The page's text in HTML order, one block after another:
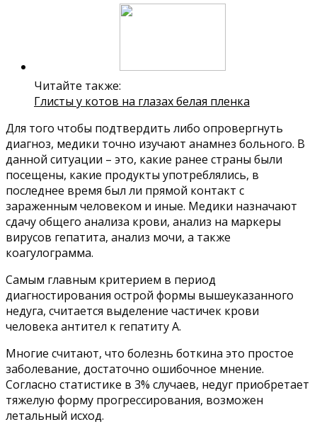
Читайте также:
Глисты у котов на глазах белая пленка
Для того чтобы подтвердить либо опровергнуть
диагноз, медики точно изучают анамнез больного. В
данной ситуации – это, какие ранее страны были
посещены, какие продукты употреблялись, в
последнее время был ли прямой контакт с
зараженным человеком и иные. Медики назначают
сдачу общего анализа крови, анализ на маркеры
вирусов гепатита, анализ мочи, а также
коагулограмма.
Самым главным критерием в период
диагностирования острой формы вышеуказанного
недуга, считается выделение частичек крови
человека антител к гепатиту А.
Многие считают, что болезнь боткина это простое
заболевание, достаточно ошибочное мнение.
Согласно статистике в 3% случаев, недуг приобретает
тяжелую форму прогрессирования, возможен
летальный исход.